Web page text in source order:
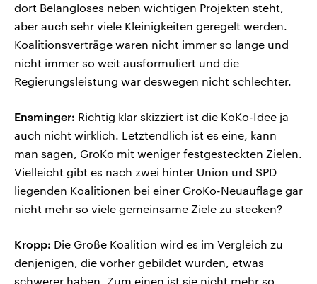
dort Belangloses neben wichtigen Projekten steht,
aber auch sehr viele Kleinigkeiten geregelt werden.
Koalitionsverträge waren nicht immer so lange und
nicht immer so weit ausformuliert und die
Regierungsleistung war deswegen nicht schlechter.
Ensminger: Richtig klar skizziert ist die KoKo-Idee ja
auch nicht wirklich. Letztendlich ist es eine, kann
man sagen, GroKo mit weniger festgesteckten Zielen.
Vielleicht gibt es nach zwei hinter Union und SPD
liegenden Koalitionen bei einer GroKo-Neuauflage gar
nicht mehr so viele gemeinsame Ziele zu stecken?
Kropp: Die Große Koalition wird es im Vergleich zu
denjenigen, die vorher gebildet wurden, etwas
schwerer haben. Zum einen ist sie nicht mehr so